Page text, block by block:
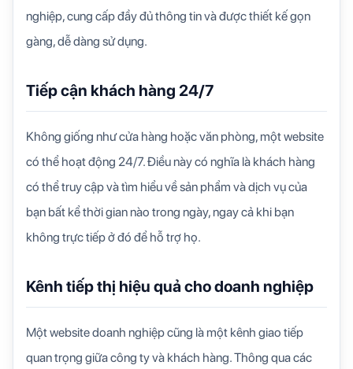
nghiệp, cung cấp đầy đủ thông tin và được thiết kế gọn
gàng, dễ dàng sử dụng.
Tiếp cận khách hàng 24/7
Không giống như cửa hàng hoặc văn phòng, một website
có thể hoạt động 24/7. Điều này có nghĩa là khách hàng
có thể truy cập và tìm hiểu về sản phẩm và dịch vụ của
bạn bất kể thời gian nào trong ngày, ngay cả khi bạn
không trực tiếp ở đó để hỗ trợ họ.
Kênh tiếp thị hiệu quả cho doanh nghiệp
Một website doanh nghiệp cũng là một kênh giao tiếp
quan trọng giữa công ty và khách hàng. Thông qua các